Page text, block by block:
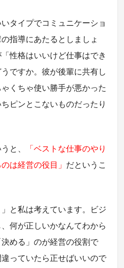
タイプでコミュニケーショ
指導にあたるとしましょ
性格はいいけど仕事はでき
ですか。彼が後輩に共有し
くちゃ使い勝手が悪かった
ピンとこないものだったり
と、
「ベストな仕事のやり
は経営の役目」 だというこ
」と私は考えています。ビジ
何が正しいかなんてわから
める」のが経営の役割で
っていたら正せばいいので